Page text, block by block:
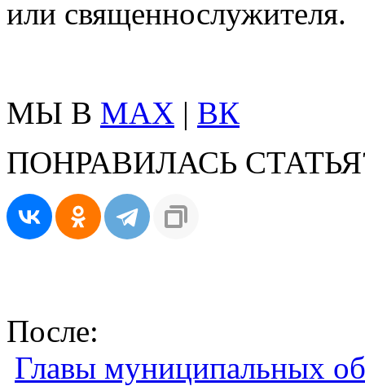
или священнослужителя.
МЫ В MAX | ВК
ПОНРАВИЛАСЬ
После:
Главы муниципальных